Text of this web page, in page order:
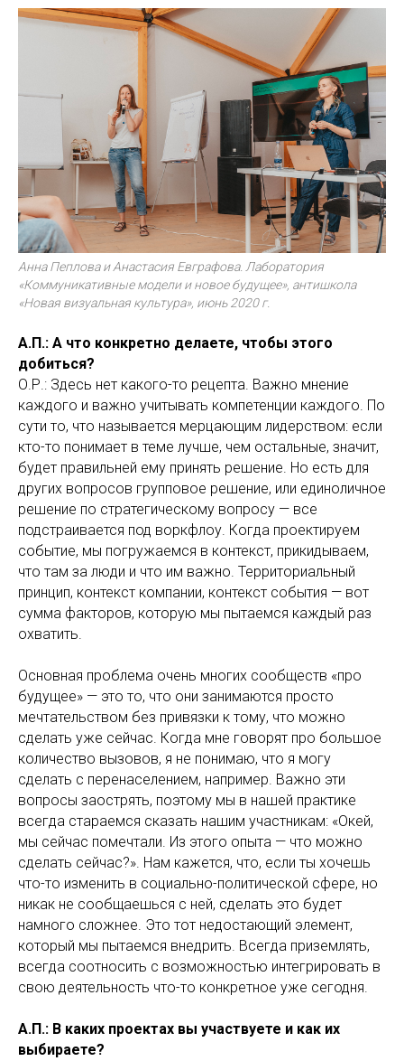
Анна Пеплова и Анастасия Евграфова. Лаборатория
«Коммуникативные модели и новое будущее», антишкола
«Новая визуальная культура», июнь 2020 г.
А.П.: А что конкретно делаете, чтобы этого
добиться?
О.Р.: Здесь нет какого-то рецепта. Важно мнение
каждого и важно учитывать компетенции каждого. По
сути то, что называется мерцающим лидерством: если
кто-то понимает в теме лучше, чем остальные, значит,
будет правильней ему принять решение. Но есть для
других вопросов групповое решение, или единоличное
решение по стратегическому вопросу — все
подстраивается под воркфлоу. Когда проектируем
событие, мы погружаемся в контекст, прикидываем,
что там за люди и что им важно. Территориальный
принцип, контекст компании, контекст события — вот
сумма факторов, которую мы пытаемся каждый раз
охватить.
Основная проблема очень многих сообществ «про
будущее» — это то, что они занимаются просто
мечтательством без привязки к тому, что можно
сделать уже сейчас. Когда мне говорят про большое
количество вызовов, я не понимаю, что я могу
сделать с перенаселением, например. Важно эти
вопросы заострять, поэтому мы в нашей практике
всегда стараемся сказать нашим участникам: «Окей,
мы сейчас помечтали. Из этого опыта — что можно
сделать сейчас?». Нам кажется, что, если ты хочешь
что-то изменить в социально-политической сфере, но
никак не сообщаешься с ней, сделать это будет
намного сложнее. Это тот недостающий элемент,
который мы пытаемся внедрить. Всегда приземлять,
всегда соотносить с возможностью интегрировать в
свою деятельность что-то конкретное уже сегодня.
А.П.: В каких проектах вы участвуете и как их
выбираете?